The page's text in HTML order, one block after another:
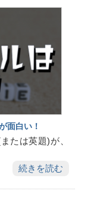
面白い！
たは英題)が、
続きを読む